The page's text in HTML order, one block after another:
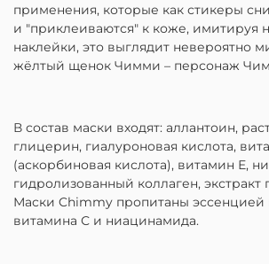
применения, которые как стикеры
и "приклеиваются" к коже, имитируя
наклейки, это выглядит невероятно
жёлтый щенок Чимми – персонаж
В состав маски входят: аллантоин,
глицерин, гиалуроновая кислота,
(аскорбиновая кислота), витамин Е,
гидролизованный коллаген, экстракт
Маски Chimmy пропитаны эссенцией
витамина С и ниацинамида.